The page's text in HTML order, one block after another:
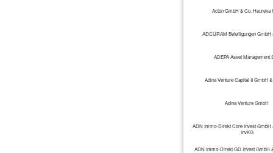
Acton GmbH & Co. Heureka
ADCURAM Beteiligungen GmbH
ADEPA Asset Management
Adina Venture Capital II GmbH
Adina Venture GmbH
ADN Immo-Direkt Core Invest GmbH
InvKG
ADN Immo-Direkt GD Invest GmbH